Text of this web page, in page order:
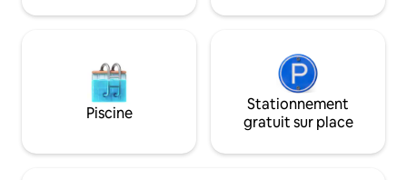
varier au cours de l'année.
300 m de la plage.
Piscine
Stationnement
gratuit sur place